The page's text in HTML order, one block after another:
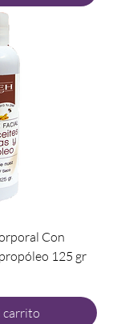
Con
125 gr
carrito